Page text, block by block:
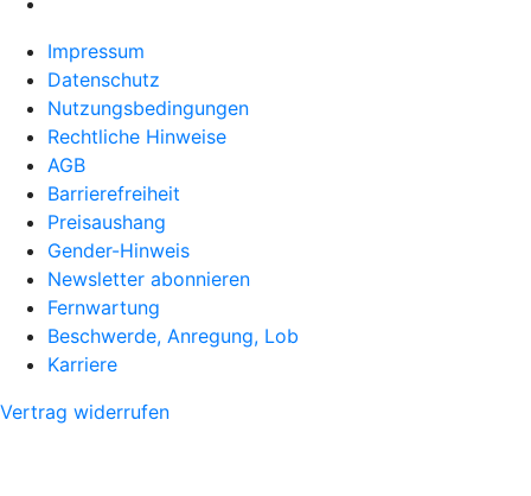
Impressum
Datenschutz
Nutzungsbedingungen
Rechtliche Hinweise
AGB
Barrierefreiheit
Preisaushang
Gender-Hinweis
Newsletter abonnieren
Fernwartung
Beschwerde, Anregung, Lob
Karriere
Vertrag widerrufen